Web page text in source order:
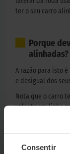
Consentir
ter o seu carro
Porque
alinhadas?
A razão para isto
e desigual dos
Nota que o carro
volante em linha
prolongará a vida